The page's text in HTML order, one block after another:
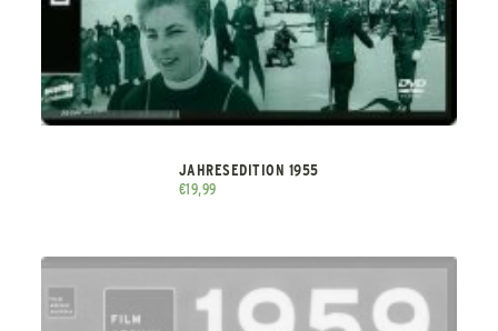
JAHRESEDITION 1955
€19,99